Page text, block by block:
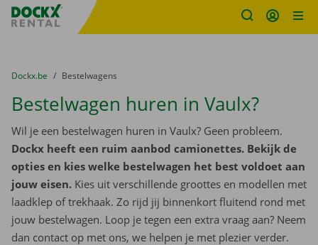
Fratello DEMO
U bevindt zich hier:
van
Dockx.be naar
Bestelwagens
Bestelwagen huren in Vaulx?
Wil je een bestelwagen huren in Vaulx? Geen probleem.
Dockx heeft een ruim aanbod camionettes. Bekijk de
opties en kies welke bestelwagen het best voldoet aan
jouw eisen. Kies uit verschillende groottes en modellen met
laadklep of trekhaak. Zo rijd jij binnenkort fluitend rond met
jouw bestelwagen. Loop je tegen een extra vraag aan? Neem
dan contact op met ons, we helpen je met plezier verder.